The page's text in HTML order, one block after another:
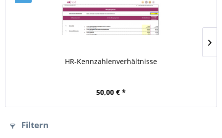
HR-Kennzahlenverhältnisse
50,00 € *
Filtern